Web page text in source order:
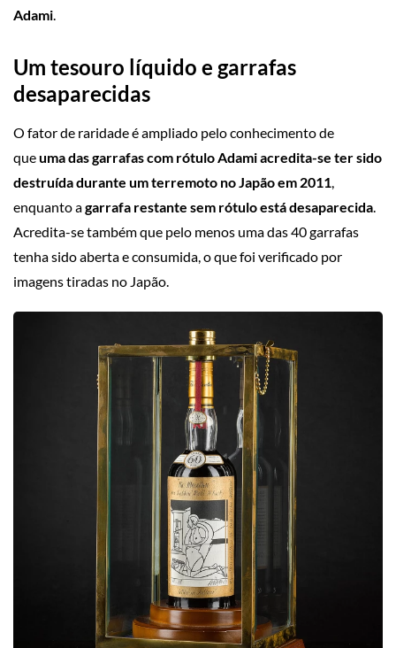
Adami.
Um tesouro líquido e garrafas
desaparecidas
O fator de raridade é ampliado pelo conhecimento de
queuma das garrafas com rótulo Adami acredita-se ter sido
destruída durante um terremoto no Japão em 2011,
enquanto agarrafa restante sem rótulo está desaparecida.
Acredita-se também que pelo menos uma das 40 garrafas
tenha sido aberta e consumida, o que foi verificado por
imagens tiradas no Japão.